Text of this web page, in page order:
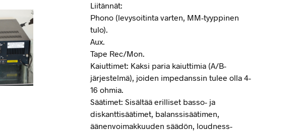
Liitännät:
Phono (levysoitinta varten, MM-tyyppinen
tulo).
Aux.
Tape Rec/Mon.
Kaiuttimet: Kaksi paria kaiuttimia (A/B-
järjestelmä), joiden impedanssin tulee olla 4-
16 ohmia.
Säätimet: Sisältää erilliset basso- ja
diskanttisäätimet, balanssisäätimen,
äänenvoimakkuuden säädön, loudness-